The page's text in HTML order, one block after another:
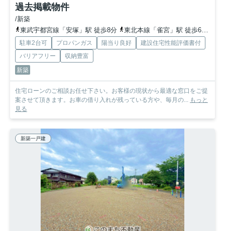
過去掲載物件
/新築
東武宇都宮線「安塚」駅 徒歩8分
東北本線「雀宮」駅 徒歩64分
駐車2台可 プロパンガス 陽当り良好
建設住宅性能評価書付
バリアフリー
収納豊富
新築
住宅ローンのご相談お任せ下さい。お客様の現状から最適な窓口をご提
案させて頂きます。お車の借り入れが残っている方や、毎月の... もっと
見る
新築一戸建